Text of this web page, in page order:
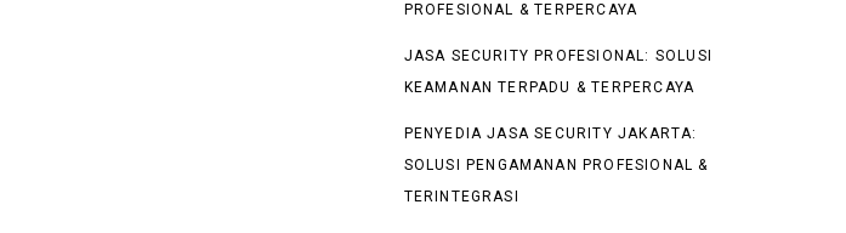
PROFESIONAL & TERPERCAYA
JASA SECURITY PROFESIONAL: SOLUSI
KEAMANAN TERPADU & TERPERCAYA
PENYEDIA JASA SECURITY JAKARTA:
SOLUSI PENGAMANAN PROFESIONAL &
TERINTEGRASI